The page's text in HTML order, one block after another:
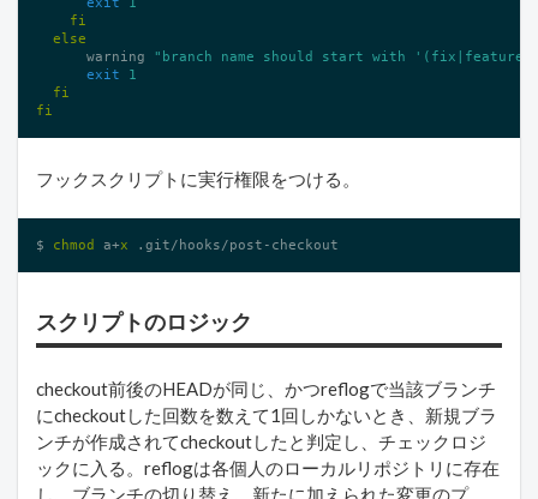
fi
else
      warning
"branch name should start with
exit
1
fi
fi
フックスクリプトに実行権限をつける。
$ chmod a+x .git/hooks/post-checkout
スクリプトのロジック
checkout前後のHEADが同じ、かつreflogで当該ブランチ
にcheckoutした回数を数えて1回しかないとき、新規ブラ
ンチが作成されてcheckoutしたと判定し、チェックロジ
ックに入る。reflogは各個人のローカルリポジトリに存在
し、ブランチの切り替え、新たに加えられた変更のプ